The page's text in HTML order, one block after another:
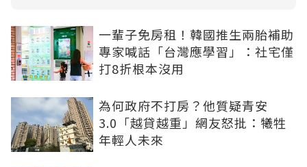
一輩子免房租！韓國推生兩胎補助
專家喊話「台灣應學習」：社宅僅
打8折根本沒用
為何政府不打房？他質疑青安
3.0「越貸越重」網友怒批：犧牲
年輕人未來